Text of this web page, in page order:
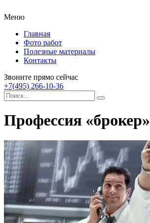
Меню
Главная
Фото работ
Полезные материалы
Контакты
Звоните прямо сейчас
+7(495) 266-10-36
Профессия «брокер»